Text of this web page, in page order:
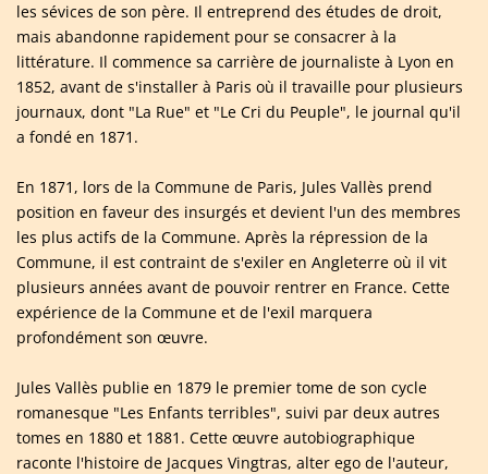
les sévices de son père. Il entreprend des études de droit,
mais abandonne rapidement pour se consacrer à la
littérature. Il commence sa carrière de journaliste à Lyon en
1852, avant de s'installer à Paris où il travaille pour plusieurs
journaux, dont "La Rue" et "Le Cri du Peuple", le journal qu'il
a fondé en 1871.
En 1871, lors de la Commune de Paris, Jules Vallès prend
position en faveur des insurgés et devient l'un des membres
les plus actifs de la Commune. Après la répression de la
Commune, il est contraint de s'exiler en Angleterre où il vit
plusieurs années avant de pouvoir rentrer en France. Cette
expérience de la Commune et de l'exil marquera
profondément son œuvre.
Jules Vallès publie en 1879 le premier tome de son cycle
romanesque "Les Enfants terribles", suivi par deux autres
tomes en 1880 et 1881. Cette œuvre autobiographique
raconte l'histoire de Jacques Vingtras, alter ego de l'auteur,